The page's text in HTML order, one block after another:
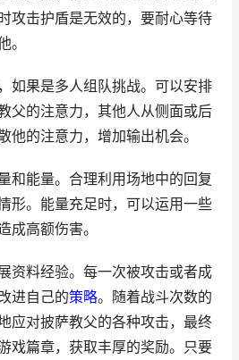
攻击护盾是无效的，要耐心等待
。
如果是多人组队挑战。可以安排
父的注意力，其他人从侧面或后
他的注意力，增加输出机会。
和能量。合理利用场地中的回复
形。能量充足时，可以运用一些
成高额伤害。
资料经验。每一次被攻击或者成
进自己的策略。随着战斗次数的
应对披萨教父的各种攻击，最终
戏篇章，获取丰厚的奖励。只要